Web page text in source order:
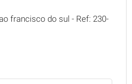
francisco do sul - Ref: 230-